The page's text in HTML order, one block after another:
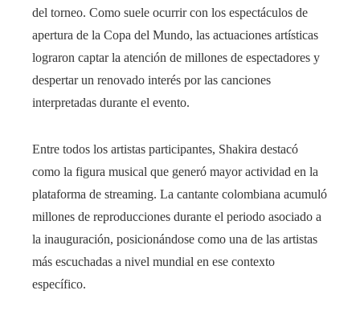
del torneo. Como suele ocurrir con los espectáculos de
apertura de la Copa del Mundo, las actuaciones artísticas
lograron captar la atención de millones de espectadores y
despertar un renovado interés por las canciones
interpretadas durante el evento.
Entre todos los artistas participantes, Shakira destacó
como la figura musical que generó mayor actividad en la
plataforma de streaming. La cantante colombiana acumuló
millones de reproducciones durante el periodo asociado a
la inauguración, posicionándose como una de las artistas
más escuchadas a nivel mundial en ese contexto
específico.